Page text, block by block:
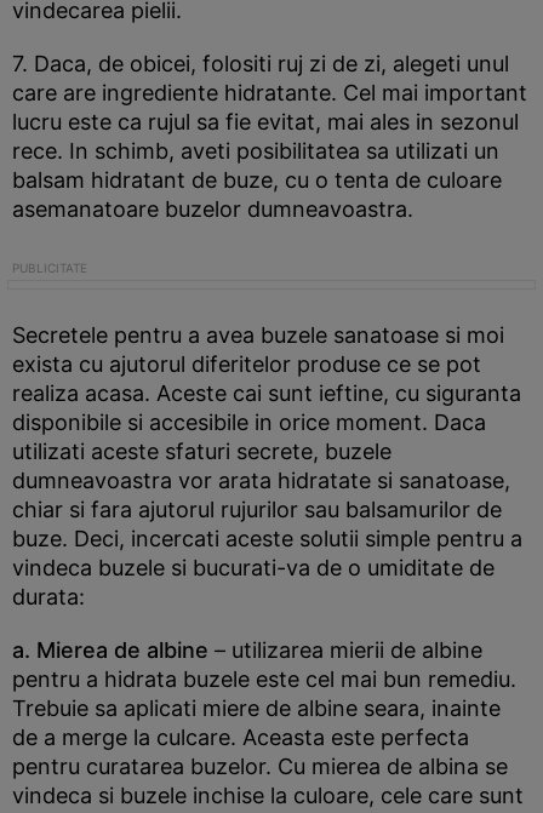
vindecarea pielii.
7. Daca, de obicei, folositi ruj zi de zi, alegeti unul
care are ingrediente hidratante. Cel mai important
lucru este ca rujul sa fie evitat, mai ales in sezonul
rece. In schimb, aveti posibilitatea sa utilizati un
balsam hidratant de buze, cu o tenta de culoare
asemanatoare buzelor dumneavoastra.
Secretele pentru a avea buzele sanatoase si moi
exista cu ajutorul diferitelor produse ce se pot
realiza acasa. Aceste cai sunt ieftine, cu siguranta
disponibile si accesibile in orice moment. Daca
utilizati aceste sfaturi secrete, buzele
dumneavoastra vor arata hidratate si sanatoase,
chiar si fara ajutorul rujurilor sau balsamurilor de
buze. Deci, incercati aceste solutii simple pentru a
vindeca buzele si bucurati-va de o umiditate de
durata:
a. Mierea de albine – utilizarea mierii de albine
pentru a hidrata buzele este cel mai bun remediu.
Trebuie sa aplicati miere de albine seara, inainte
de a merge la culcare. Aceasta este perfecta
pentru curatarea buzelor. Cu mierea de albina se
vindeca si buzele inchise la culoare, cele care sunt